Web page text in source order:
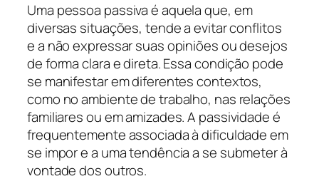
Uma pessoa passiva é aquela que, em
diversas situações, tende a evitar conflitos
e a não expressar suas opiniões ou desejos
de forma clara e direta. Essa condição pode
se manifestar em diferentes contextos,
como no ambiente de trabalho, nas relações
familiares ou em amizades. A passividade é
frequentemente associada à dificuldade em
se impor e a uma tendência a se submeter à
vontade dos outros.